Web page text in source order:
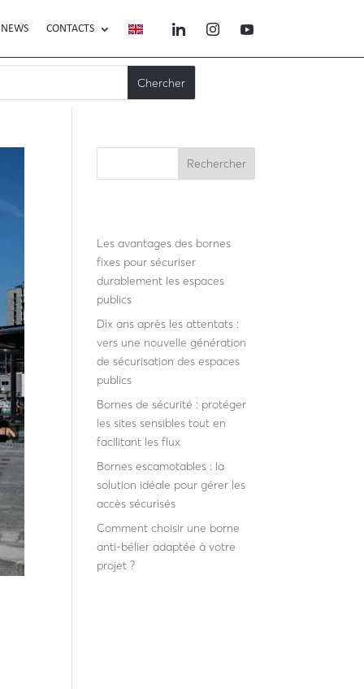
NEWS CONTACTS
Rechercher
Les avantages des bornes
fixes pour sécuriser
durablement les espaces
publics
Dix ans après les attentats :
vers une nouvelle génération
de sécurisation des espaces
publics
Bornes de sécurité : protéger
les sites sensibles tout en
facilitant les flux
Bornes escamotables : la
solution idéale pour gérer les
accès sécurisés
Comment choisir une borne
anti-bélier adaptée à votre
projet ?